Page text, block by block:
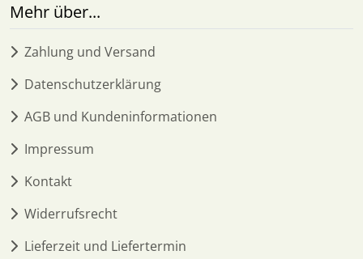
Mehr über...
Zahlung und Versand
Datenschutzerklärung
AGB und Kundeninformationen
Impressum
Kontakt
Widerrufsrecht
Lieferzeit und Liefertermin